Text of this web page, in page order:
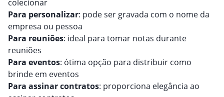
colecionar
Para personalizar: pode ser gravada com o nome da
empresa ou pessoa
Para reuniões: ideal para tomar notas durante
reuniões
Para eventos: ótima opção para distribuir como
brinde em eventos
Para assinar contratos: proporciona elegância ao